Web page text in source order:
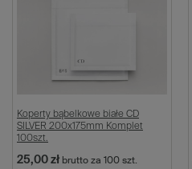
Koperty bąbelkowe białe CD
SILVER 200x175mm Komplet
100szt.
25,00 zł brutto za 100 szt.